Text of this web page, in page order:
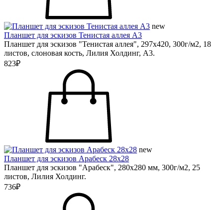
new
Планшет для эскизов Тенистая аллея А3
Планшет для эскизов "Тенистая аллея", 297х420, 300г/м2, 18
листов, слоновая кость, Лилия Холдинг, А3.
823₽
new
Планшет для эскизов Арабеск 28х28
Планшет для эскизов "Арабеск", 280х280 мм, 300г/м2, 25
листов, Лилия Холдинг.
736₽